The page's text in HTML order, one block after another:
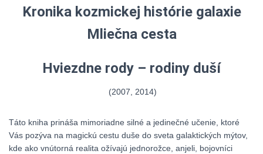
Kronika kozmickej histórie galaxie
Mliečna cesta
Hviezdne rody – rodiny duší
(2007, 2014)
Táto kniha prináša mimoriadne silné a jedinečné učenie, ktoré
Vás pozýva na magickú cestu duše do sveta galaktických mýtov,
kde ako vnútorná realita ožívajú jednorožce, anjeli, bojovníci